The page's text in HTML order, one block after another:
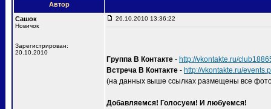
Автор
Сашок
Новичок
Зарегистрирован:
20.10.2010
26.10.2010 13:36:22
Группа В Контакте - http://vkontakte.ru/
Встреча В Контакте - http://vkontakte.ru/
(на данных выше ссылках размещены все
Добавляемся! Голосуем! И любуемся!